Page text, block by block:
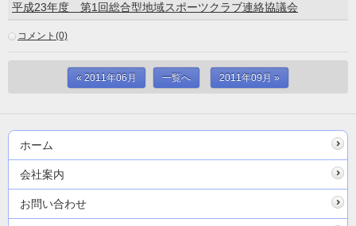
平成23年度 第1回総合型地域スポーツクラブ連絡協議会
コメント(0)
« 2011年06月 一覧へ 2011年09月 »
ホーム
会社案内
お問い合わせ